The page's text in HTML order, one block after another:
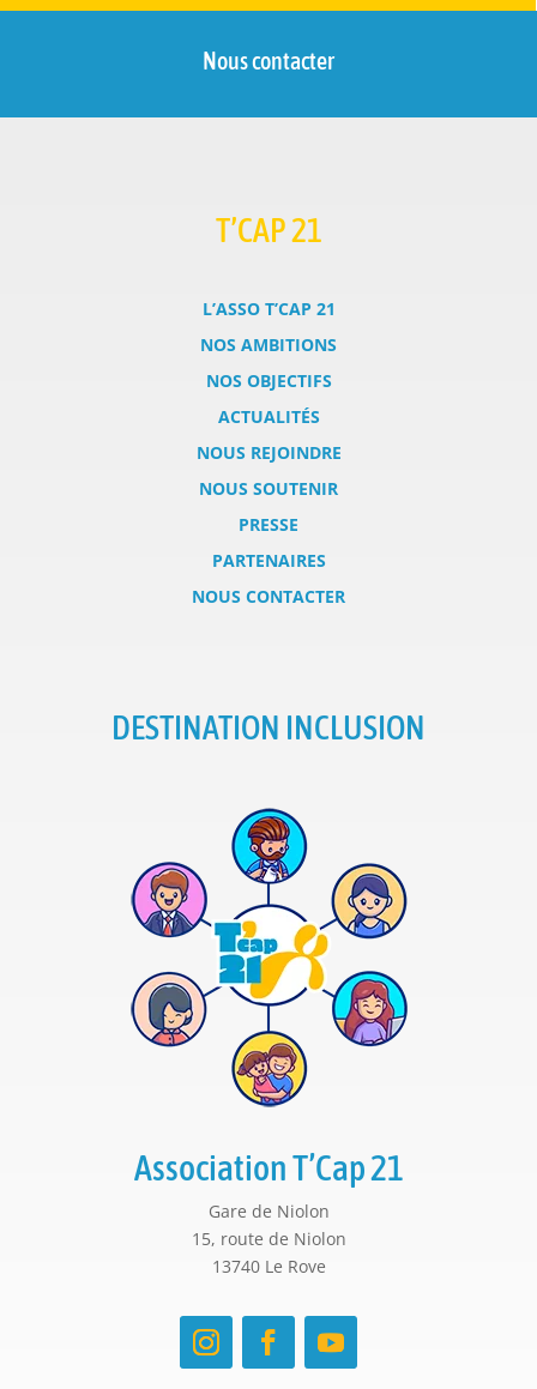
Nous contacter
T’CAP 21
L’ASSO T’CAP 21
NOS AMBITIONS
NOS OBJECTIFS
ACTUALITÉS
NOUS REJOINDRE
NOUS SOUTENIR
PRESSE
PARTENAIRES
NOUS CONTACTER
DESTINATION INCLUSION
Association T’Cap 21
Gare de Niolon
15, route de Niolon
13740 Le Rove